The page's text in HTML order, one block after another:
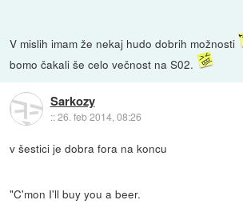
V mislih imam že nekaj hudo dobrih možnosti
bomo čakali še celo večnost na S02.
Sarkozy
::26. feb 2014, 08:26
v šestici je dobra fora na koncu
"C'mon I'll buy you a beer.